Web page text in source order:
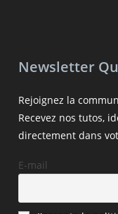
Newsletter
Rejoignez la
Recevez nos tutos,
directement dans
E-mail